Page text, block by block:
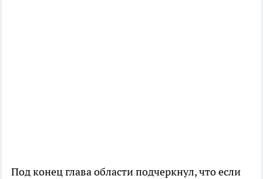
Под конец глава области подчеркнул, что если